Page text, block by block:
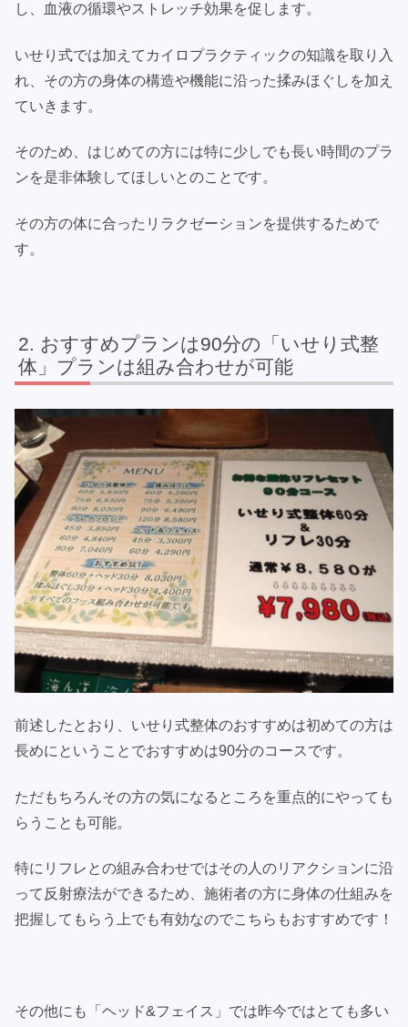
し、血液の循環やストレッチ効果を促します。
いせり式では加えてカイロプラクティックの知識を取り入
れ、その方の身体の構造や機能に沿った揉みほぐしを加え
ていきます。
そのため、はじめての方には特に少しでも長い時間のプラ
ンを是非体験してほしいとのことです。
その方の体に合ったリラクゼーションを提供するためで
す。
おすすめプランは90分の「いせり式整
体」プランは組み合わせが可能
前述したとおり、いせり式整体のおすすめは初めての方は
長めにということでおすすめは90分のコースです。
ただもちろんその方の気になるところを重点的にやっても
らうことも可能。
特にリフレとの組み合わせではその人のリアクションに沿
って反射療法ができるため、施術者の方に身体の仕組みを
把握してもらう上でも有効なのでこちらもおすすめです！
その他にも「ヘッド&フェイス」では昨今ではとても多い